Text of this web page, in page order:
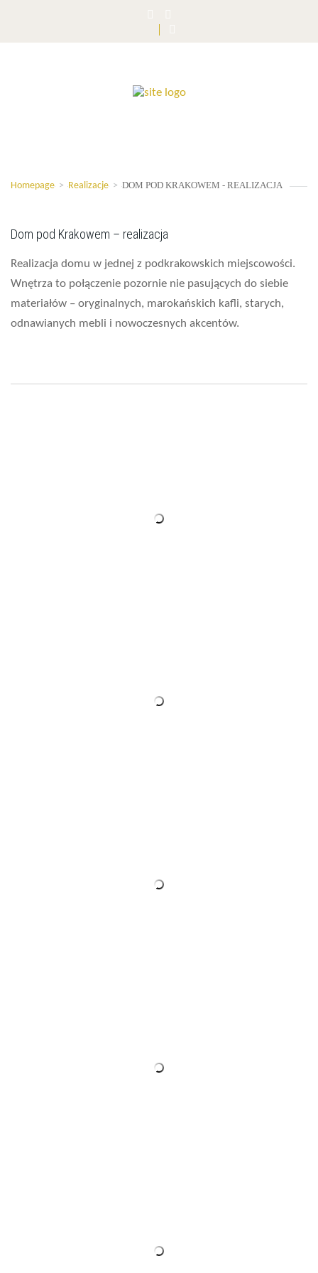
Homepage > Realizacje > DOM POD KRAKOWEM - REALIZACJA
Dom pod Krakowem – realizacja
Realizacja domu w jednej z podkrakowskich miejscowości.
Wnętrza to połączenie pozornie nie pasujących do siebie
materiałów – oryginalnych, marokańskich kafli, starych,
odnawianych mebli i nowoczesnych akcentów.